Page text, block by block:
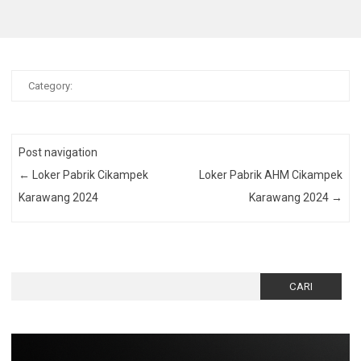
Category:
Post navigation
←
Loker Pabrik Cikampek
Karawang 2024
Loker Pabrik AHM Cikampek
Karawang 2024 →